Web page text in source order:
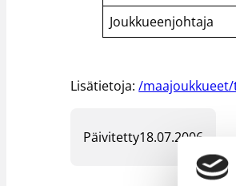
Joukkueenjohtaja
Lisätietoja:/
Päivitetty18.07.2006